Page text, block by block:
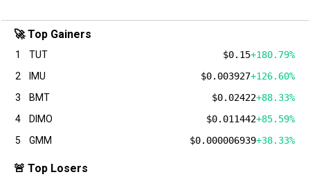
🚀 Top Gainers
1 TUT $0.15+180.79%
2
IMU $0.003927+126.60%
3
BMT $0.02422+88.33%
4
DIMO $0.011442+85.59%
5
GMM $0.000006939+38.33%
🚨 Top Losers